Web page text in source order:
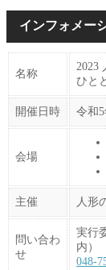
インフォメー
名称
2023
ひと
開催日時 令和
会場
主催 人形
問い合わ
せ
実行
内）
048-